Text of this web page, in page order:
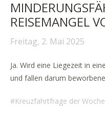
REISEMANGEL
Freitag, 2. Mai 2025
Ja. Wird eine Liegezeit in
und fallen darum beworbene
Kreuzfahrtfrage der Woche